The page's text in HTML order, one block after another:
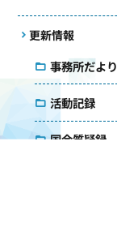
更新情報
事務所だより
活動記録
国会質疑録